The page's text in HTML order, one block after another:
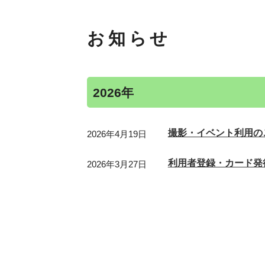
お知らせ
2026年
2026年4月19日 撮影・イベント利用の
2026年3月27日 利用者登録・カード発